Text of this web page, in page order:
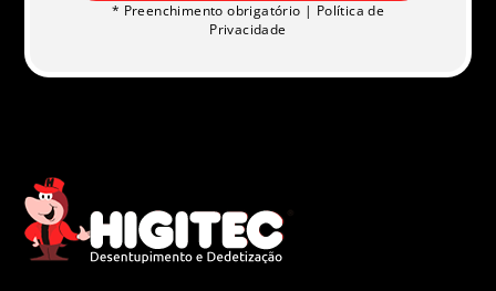
* Preenchimento obrigatório | Política de
Privacidade